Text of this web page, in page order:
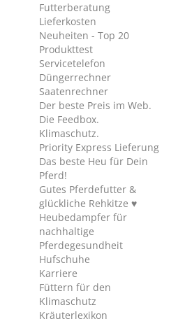
Futterberatung
Lieferkosten
Neuheiten - Top 20
Produkttest
Servicetelefon
Düngerrechner
Saatenrechner
Der beste Preis im Web.
Die Feedbox.
Klimaschutz.
Priority Express Lieferung
Das beste Heu für Dein
Pferd!
Gutes Pferdefutter &
glückliche Rehkitze ♥
Heubedampfer für
nachhaltige
Pferdegesundheit
Hufschuhe
Karriere
Füttern für den
Klimaschutz
Kräuterlexikon